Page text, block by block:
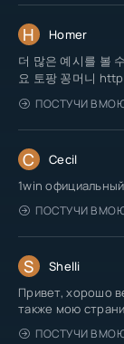
H Homer
더 많은 예시를 볼
요 토팡 꽁머니
ПОСТУЧИ В
C Cecil
1win
ПОСТУЧИ В
S Shelli
Привет, хорошо
также мою
ПОСТУЧИ В